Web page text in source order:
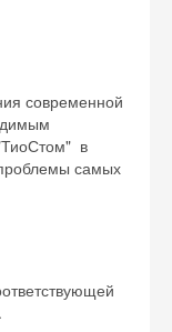
современной
в
самых